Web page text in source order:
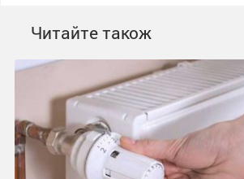
Читайте також